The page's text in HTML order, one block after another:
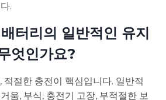
.
터리의 일반적인 유지
엇인가요?
적절한 충전이 핵심입니다. 일반적
움, 부식, 충전기 고장, 부적절한 보